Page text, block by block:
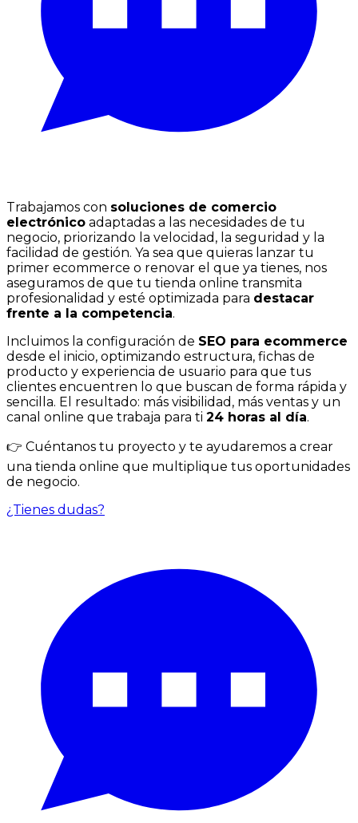
Trabajamos con soluciones de comercio
electrónico adaptadas a las necesidades de tu
negocio, priorizando la velocidad, la seguridad y la
facilidad de gestión. Ya sea que quieras lanzar tu
primer ecommerce o renovar el que ya tienes, nos
aseguramos de que tu tienda online transmita
profesionalidad y esté optimizada para destacar
frente a la competencia.
Incluimos la configuración de SEO para ecommerce
desde el inicio, optimizando estructura, fichas de
producto y experiencia de usuario para que tus
clientes encuentren lo que buscan de forma rápida y
sencilla. El resultado: más visibilidad, más ventas y un
canal online que trabaja para ti 24 horas al día.
👉 Cuéntanos tu proyecto y te ayudaremos a crear
una tienda online que multiplique tus oportunidades
de negocio.
¿Tienes dudas?